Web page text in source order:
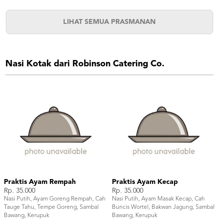
LIHAT SEMUA PRASMANAN
Nasi Kotak dari Robinson Catering Co.
Praktis Ayam Rempah
Rp. 35.000
Nasi Putih, Ayam Goreng Rempah, Cah
Tauge Tahu, Tempe Goreng, Sambal
Bawang, Kerupuk
Praktis Ayam Kecap
Rp. 35.000
Nasi Putih, Ayam Masak Kecap, Cah
Buncis Wortel, Bakwan Jagung, Sambal
Bawang, Kerupuk